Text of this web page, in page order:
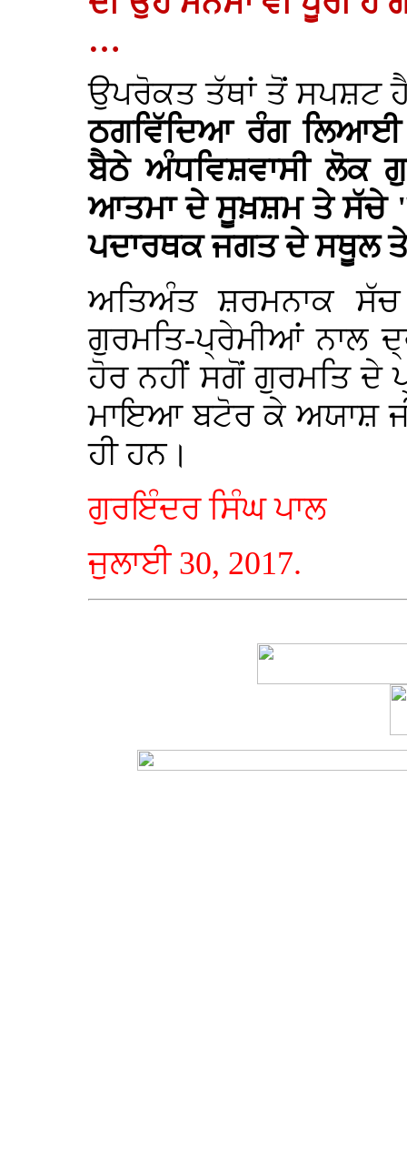
…
ਉਪਰੋਕਤ ਤੱਥਾਂ ਤੋਂ ਸਪਸ਼ਟ
ਠਗਵਿੱਦਿਆ ਰੰਗ ਲਿਆਈ
ਬੈਠੇ ਅੰਧਵਿਸ਼ਵਾਸੀ ਲੋਕ
ਆਤਮਾ ਦੇ ਸੂਖ਼ਸ਼ਮ ਤੇ ਸੱਚੇ
ਪਦਾਰਥਕ ਜਗਤ ਦੇ ਸਥੂਲ
ਅਤਿਅੰਤ ਸ਼ਰਮਨਾਕ
ਗੁਰਮਤਿ-ਪ੍ਰੇਮੀਆਂ ਨਾਲ
ਹੋਰ ਨਹੀਂ ਸਗੋਂ ਗੁਰਮਤਿ ਦੇ
ਮਾਇਆ ਬਟੋਰ ਕੇ ਅਯਾਸ਼
ਹੀ ਹਨ।
ਗੁਰਇੰਦਰ ਸਿੰਘ ਪਾਲ
ਜੁਲਾਈ 30, 2017.